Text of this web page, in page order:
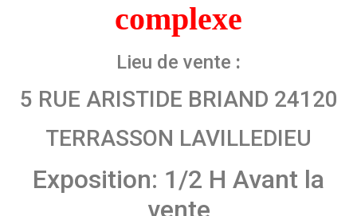
complexe
Lieu de vente :
5 RUE ARISTIDE BRIAND 24120
TERRASSON LAVILLEDIEU
Exposition: 1/2 H Avant la
vente